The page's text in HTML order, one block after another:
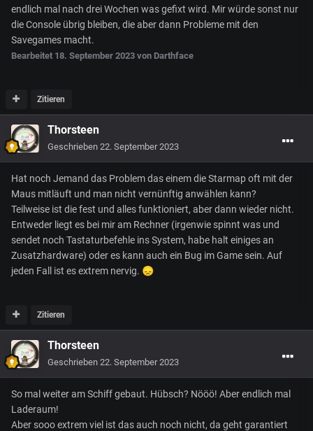
endlich mal nach drei Wochen was gefixt wird. Mir würde sonst nur
die Console übrig bleiben, die aber dann Probleme mit den
Savegames macht.
Bearbeitet 18. September 2023 von Darthface
Zitieren
Thorsteen
Geschrieben 22. September 2023
Hat noch Jemand das Problem das einem die Starmap oft mit der
Maus mitläuft und man nicht vernünftig anwählen kann?
Teilweise ist die fest und alles funktioniert, aber dann wieder nicht.
Entweder liegt es bei mir am Rechner (irgenwie spinnt was und
sendet noch Tastaturbefehle ins System, habe halt einiges an
Zusatzhardware) oder es kann auch ein Bug im Game sein. Auf
jeden Fall ist es extrem nervig. 😞
Zitieren
Thorsteen
Geschrieben 22. September 2023
So mal weiter am Schiff gebaut. Hübsch? Nööö! Aber endlich mal
Laderaum!
Aber sooo extrem viel ist das auch noch nicht, da geht garantiert